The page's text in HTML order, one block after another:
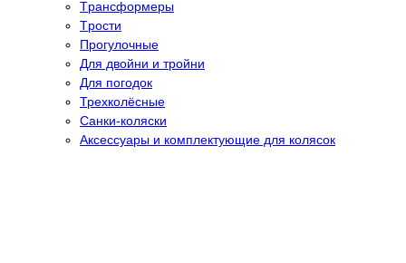
Tрансформеры
Tрости
Прогулочные
Для двойни и тройни
Для погодок
Трехколёсные
Санки-коляски
Аксессуары и комплектующие для колясок